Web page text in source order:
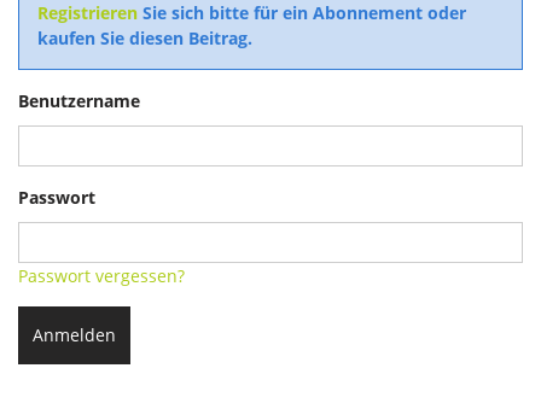
Registrieren Sie sich bitte für ein Abonnement oder
kaufen Sie diesen Beitrag.
Benutzername
Passwort
Passwort vergessen?
Anmelden